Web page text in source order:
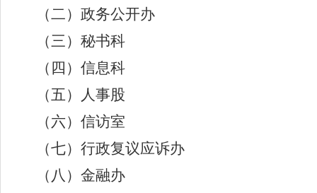
（二）政务公开办
（三）秘书科
（四）信息科
（五）人事股
（六）信访室
（七）行政复议应诉办
（八）金融办